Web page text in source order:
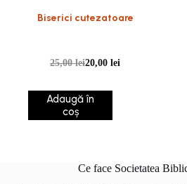
Biserici cutezatoare
25,00lei20,00lei
Adaugă în
coș
Ce face Societatea